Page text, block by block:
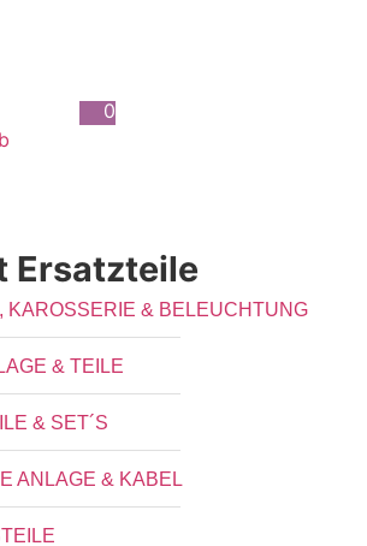
0
Ersatzteile
KAROSSERIE & BELEUCHTUNG
& TEILE
& SET´S
ANLAGE & KABEL